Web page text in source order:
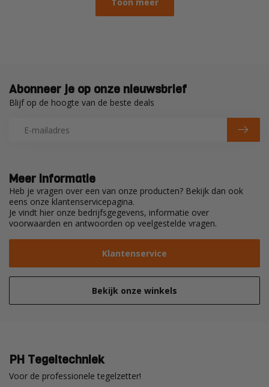
Toon meer
Meer informatie
Heb je vragen over een van onze producten? Bekijk dan ook
eens onze klantenservicepagina.
Je vindt hier onze bedrijfsgegevens, informatie over
voorwaarden en antwoorden op veelgestelde vragen.
Klantenservice
Bekijk onze winkels
Abonneer je op onze nieuwsbrief
Blijf op de hoogte van de beste deals
PH Tegeltechniek
Voor de professionele tegelzetter!